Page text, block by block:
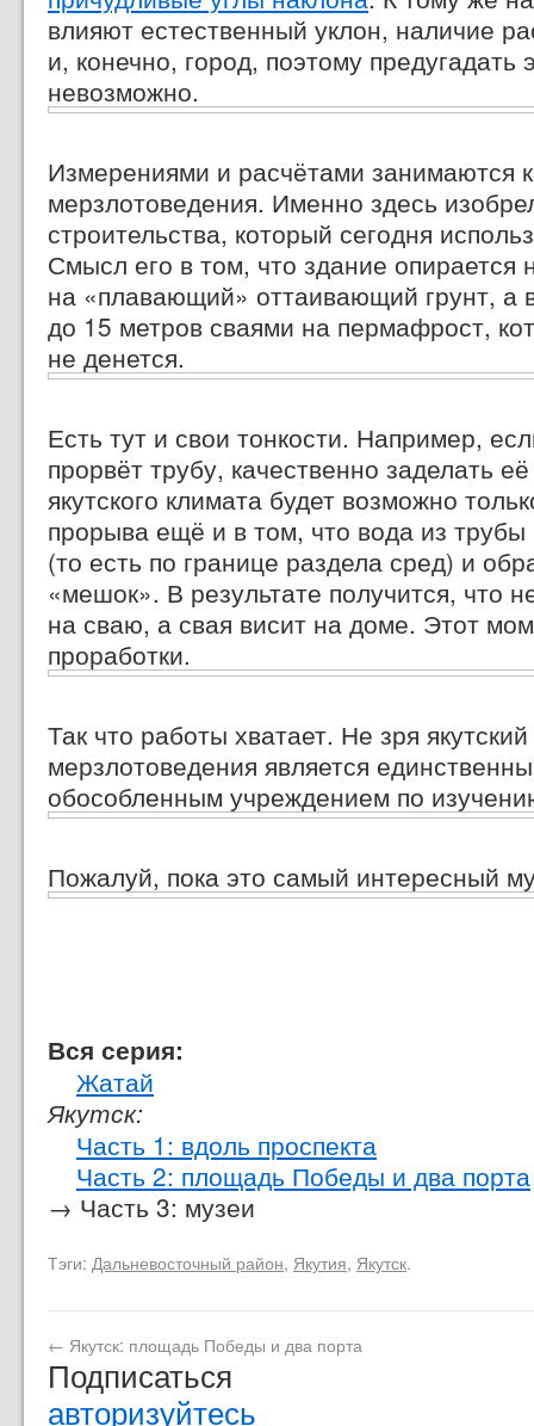
влияют естественный уклон, наличие
и, конечно, город, поэтому предугадать
невозможно.
Измерениями и расчётами занимаются
мерзлотоведения. Именно здесь
строительства, который сегодня
Смысл его в том, что здание
на «плавающий» оттаивающий грунт, а
до 15 метров сваями на пермафрост,
не денется.
Есть тут и свои тонкости. Например,
прорвёт трубу, качественно заделать
якутского климата будет возможно
прорыва ещё и в том, что вода из трубы
(то есть по границе раздела сред) и
«мешок». В результате получится, что
на сваю, а свая висит на доме. Этот
проработки.
Так что работы хватает. Не зря
мерзлотоведения является
обособленным учреждением по
Пожалуй, пока это самый интересный
Вся серия:
Жатай
Якутск:
Часть 1: вдоль проспекта
Часть 2: площадь Победы и два порта
→ Часть 3: музеи
Тэги: Дальневосточный район, Якутия, Якутск.
← Якутск: площадь Победы и два порта
Подписаться
авторизуйтесь